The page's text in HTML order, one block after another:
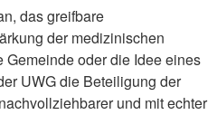
das greifbare
der medizinischen
oder die Idee eines
UWG die Beteiligung der
und mit echter